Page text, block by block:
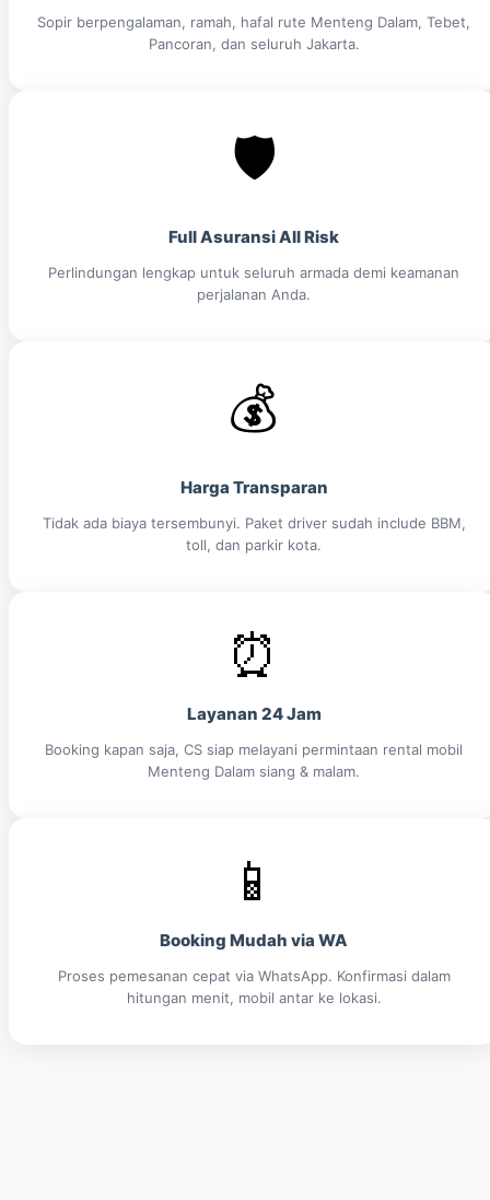
Sopir berpengalaman, ramah, hafal rute Menteng Dalam, Tebet,
Pancoran, dan seluruh Jakarta.
🛡️
Full Asuransi All Risk
Perlindungan lengkap untuk seluruh armada demi keamanan
perjalanan Anda.
💰
Harga Transparan
Tidak ada biaya tersembunyi. Paket driver sudah include BBM,
toll, dan parkir kota.
⏰
Layanan 24 Jam
Booking kapan saja, CS siap melayani permintaan rental mobil
Menteng Dalam siang & malam.
📱
Booking Mudah via WA
Proses pemesanan cepat via WhatsApp. Konfirmasi dalam
hitungan menit, mobil antar ke lokasi.